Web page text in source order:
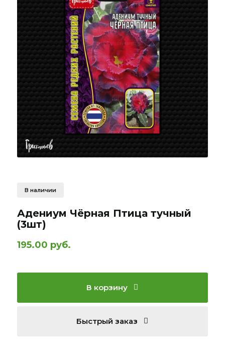
В наличии
Адениум Чёрная Птица тучный
(3шт)
195.00 руб.
В корзину
Быстрый заказ